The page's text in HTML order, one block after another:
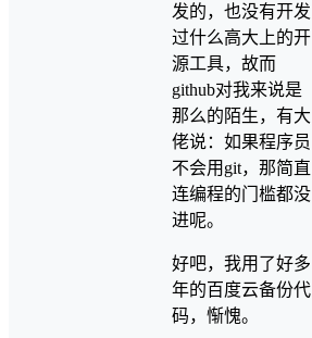
发的，也没有开发
过什么高大上的开
源工具，故而
github对我来说是
那么的陌生，有大
佬说：如果程序员
不会用git，那简直
连编程的门槛都没
进呢。
好吧，我用了好多
年的百度云备份代
码，惭愧。